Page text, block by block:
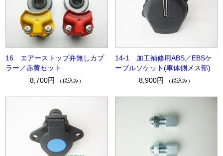
16 エアーストップ弁無しカプ
ラー／赤黄セット
8,700円
（税込み）
14-1 加工補修用ABS／EBSケ
ーブルソケット(車体側メス部)
8,900円
（税込み）